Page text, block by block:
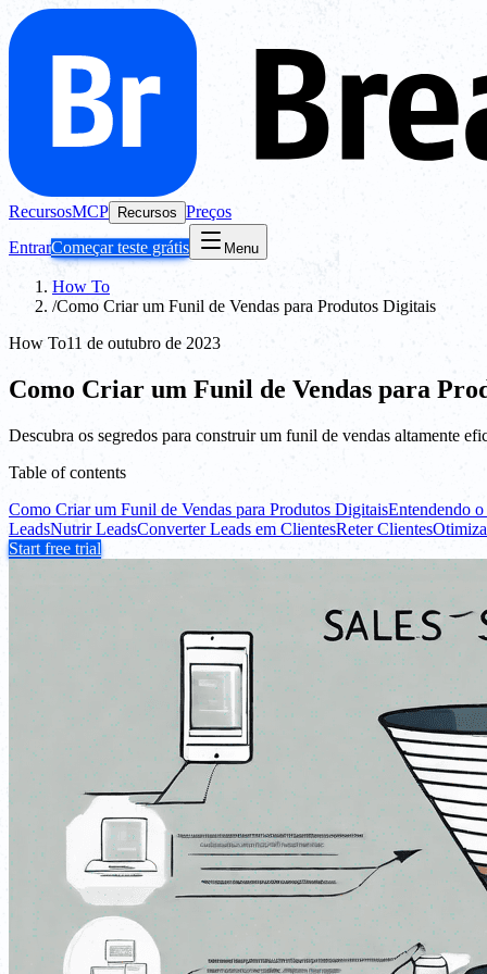
RecursosMCP Recursos Preços
EntrarComeçar teste grátis Menu
How To
/Como Criar um Funil de Vendas para Produtos Digitais
How To11 de outubro de 2023
Como Criar um Funil de Vendas para
Descubra os segredos para construir um funil de vendas altamente
Table of contents
Como Criar um Funil de Vendas para Produtos DigitaisEntendendo
LeadsNutrir LeadsConverter Leads em ClientesReter Clientes
Start free trial